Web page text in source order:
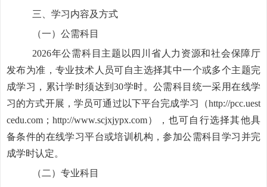
三、学习内容及方式
（一）公需科目
2026年公需科目主题以四川省人力资源和社会保障厅
发布为准，专业技术人员可自主选择其中一个或多个主题完
成学习，累计学时须达到30学时。公需科目统一采用在线学
习的方式开展，学员可通过以下平台完成学习（http://pcc.uest
cedu.com；http://www.scjxjypx.com），也可自行选择其他具
备条件的在线学习平台或培训机构，参加公需科目学习并完
成学时认定。
（二）专业科目